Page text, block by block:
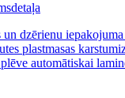
detaļa